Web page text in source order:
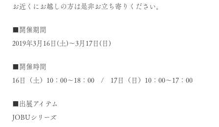
お近くにお越しの方は是非お立ち寄りください。
■開催期間
2019年3月16日(土)～3月17日(日)
■開催時間
16日（土）10：00～18：00 / 17日（日）10：00～17：00
■出展アイテム
JOBUシリーズ